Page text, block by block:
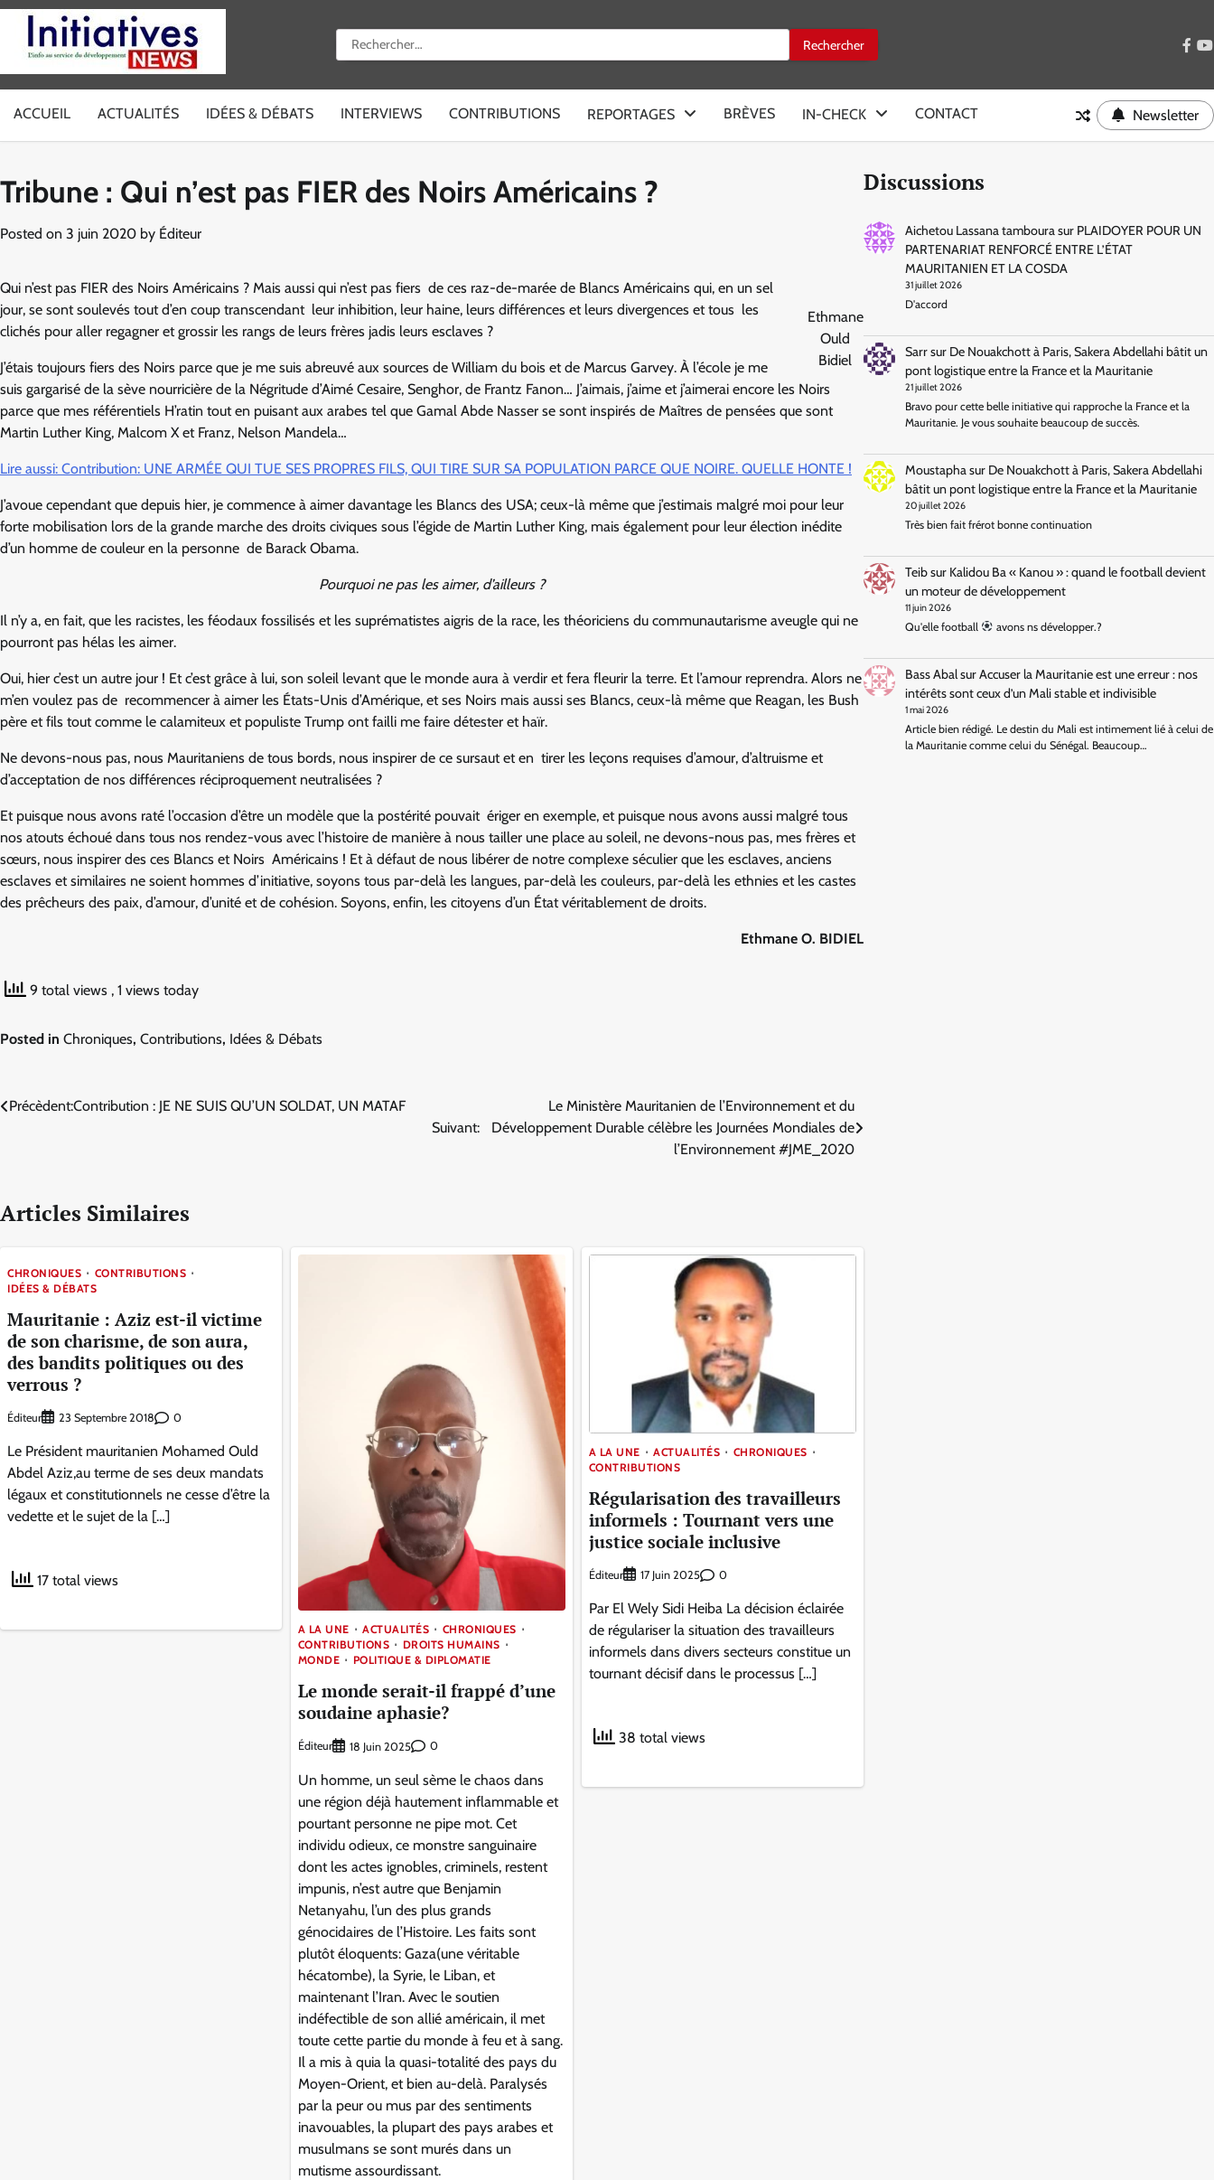
Skip
content
Rechercher :
ACCUEIL ACTUALITÉS IDÉES & DÉBATS INTERVIEWS CONTRIBUTIONS REPORTAGES BRÈVES IN-CHECK CONTACT Newsletter
Tribune : Qui n’est pas FIER des Noirs Américains ?
Posted on 3 juin 2020 by Éditeur
Ethmane
Ould
Bidiel
Qui n’est pas FIER des Noirs Américains ? Mais aussi qui n’est pas fiers de ces raz-de-marée de Blancs Américains qui, en un sel
jour, se sont soulevés tout d’en coup transcendant leur inhibition, leur haine, leurs différences et leurs divergences et tous les
clichés pour aller regagner et grossir les rangs de leurs frères jadis leurs esclaves ?
J’étais toujours fiers des Noirs parce que je me suis abreuvé aux sources de William du bois et de Marcus Garvey. À l’école je me
suis gargarisé de la sève nourricière de la Négritude d’Aimé Cesaire, Senghor, de Frantz Fanon… J’aimais, j’aime et j’aimerai encore les Noirs
parce que mes référentiels H’ratin tout en puisant aux arabes tel que Gamal Abde Nasser se sont inspirés de Maîtres de pensées que sont
Martin Luther King, Malcom X et Franz, Nelson Mandela…
Lire aussi: Contribution: UNE ARMÉE QUI TUE SES PROPRES FILS, QUI TIRE SUR SA POPULATION PARCE QUE NOIRE. QUELLE HONTE !
J’avoue cependant que depuis hier, je commence à aimer davantage les Blancs des USA; ceux-là même que j’estimais malgré moi pour leur
forte mobilisation lors de la grande marche des droits civiques sous l’égide de Martin Luther King, mais également pour leur élection inédite
d’un homme de couleur en la personne de Barack Obama.
Pourquoi ne pas les aimer, d’ailleurs ?
Il n’y a, en fait, que les racistes, les féodaux fossilisés et les suprématistes aigris de la race, les théoriciens du communautarisme aveugle qui ne
pourront pas hélas les aimer.
Oui, hier c’est un autre jour ! Et c’est grâce à lui, son soleil levant que le monde aura à verdir et fera fleurir la terre. Et l’amour reprendra. Alors ne
m’en voulez pas de recommencer à aimer les États-Unis d’Amérique, et ses Noirs mais aussi ses Blancs, ceux-là même que Reagan, les Bush
père et fils tout comme le calamiteux et populiste Trump ont failli me faire détester et haïr.
Ne devons-nous pas, nous Mauritaniens de tous bords, nous inspirer de ce sursaut et en tirer les leçons requises d’amour, d’altruisme et
d’acceptation de nos différences réciproquement neutralisées ?
Et puisque nous avons raté l’occasion d’être un modèle que la postérité pouvait ériger en exemple, et puisque nous avons aussi malgré tous
nos atouts échoué dans tous nos rendez-vous avec l’histoire de manière à nous tailler une place au soleil, ne devons-nous pas, mes frères et
sœurs, nous inspirer des ces Blancs et Noirs Américains ! Et à défaut de nous libérer de notre complexe séculier que les esclaves, anciens
esclaves et similaires ne soient hommes d’initiative, soyons tous par-delà les langues, par-delà les couleurs, par-delà les ethnies et les castes
des prêcheurs des paix, d’amour, d’unité et de cohésion. Soyons, enfin, les citoyens d’un État véritablement de droits.
Ethmane O. BIDIEL
9 total views , 1 views today
Posted in Chroniques, Contributions, Idées & Débats
Navigation
Précèdent:Contribution : JE NE SUIS QU’UN SOLDAT, UN MATAF
Suivant:
Le Ministère Mauritanien de l’Environnement et du
Développement Durable célèbre les Journées Mondiales de
l’Environnement #JME_2020
Articles Similaires
CHRONIQUES
CONTRIBUTIONS
IDÉES & DÉBATS
Mauritanie : Aziz est-il victime
de son charisme, de son aura,
des bandits politiques ou des
verrous ?
Éditeur 23 Septembre 2018 0
Le Président mauritanien Mohamed Ould
Abdel Aziz,au terme de ses deux mandats
légaux et constitutionnels ne cesse d’être la
vedette et le sujet de la […]
17 total views
A LA UNE ACTUALITÉS
CHRONIQUES
CONTRIBUTIONS
DROITS HUMAINS
MONDE
POLITIQUE & DIPLOMATIE
Le monde serait-il frappé d’une
soudaine aphasie?
Éditeur 18 Juin 2025 0
Un homme, un seul sème le chaos dans
une région déjà hautement inflammable et
pourtant personne ne pipe mot. Cet
individu odieux, ce monstre sanguinaire
dont les actes ignobles, criminels, restent
impunis, n’est autre que Benjamin
Netanyahu, l’un des plus grands
génocidaires de l’Histoire. Les faits sont
plutôt éloquents: Gaza(une véritable
hécatombe), la Syrie, le Liban, et
maintenant l’Iran. Avec le soutien
indéfectible de son allié américain, il met
toute cette partie du monde à feu et à sang.
Il a mis à quia la quasi-totalité des pays du
Moyen-Orient, et bien au-delà. Paralysés
par la peur ou mus par des sentiments
inavouables, la plupart des pays arabes et
musulmans se sont murés dans un
mutisme assourdissant.
A LA UNE ACTUALITÉS
CHRONIQUES
CONTRIBUTIONS
Régularisation des travailleurs
informels : Tournant vers une
justice sociale inclusive
Éditeur 17 Juin 2025 0
Par El Wely Sidi Heiba La décision éclairée
de régulariser la situation des travailleurs
informels dans divers secteurs constitue un
tournant décisif dans le processus […]
38 total views
Discussions
Aichetou Lassana tambourasur PLAIDOYER POUR UN
PARTENARIAT RENFORCÉ ENTRE L’ÉTAT
MAURITANIEN ET LA COSDA
31 juillet 2026
D'accord
Sarrsur De Nouakchott à Paris, Sakera Abdellahi bâtit un
pont logistique entre la France et la Mauritanie
21 juillet 2026
Bravo pour cette belle initiative qui rapproche la France et la
Mauritanie. Je vous souhaite beaucoup de succès.
Moustaphasur De Nouakchott à Paris, Sakera Abdellahi
bâtit un pont logistique entre la France et la Mauritanie
20 juillet 2026
Très bien fait frérot bonne continuation
Teibsur Kalidou Ba « Kanou » : quand le football devient
un moteur de développement
11 juin 2026
Qu'elle football avons ns développer.?
Bass AbalsurAccuser la Mauritanie est une erreur : nos
intérêts sont ceux d’un Mali stable et indivisible
1 mai 2026
Article bien rédigé. Le destin du Mali est intimement lié à celui de
la Mauritanie comme celui du Sénégal. Beaucoup…